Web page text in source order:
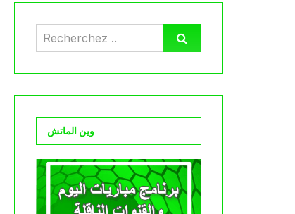
وين الماتش